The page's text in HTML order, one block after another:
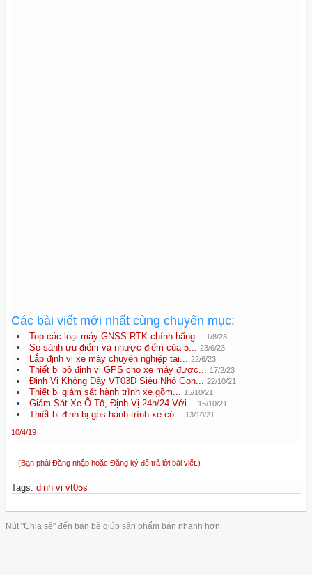
Các bài viết mới nhất cùng chuyên mục:
Top các loại máy GNSS RTK chính hãng... 1/8/23
So sánh ưu điểm và nhược điểm của 5... 23/6/23
Lắp định vị xe máy chuyên nghiệp tại... 22/6/23
Thiết bị bộ định vị GPS cho xe máy được... 17/2/23
Định Vị Không Dây VT03D Siêu Nhỏ Gọn... 22/10/21
Thiết bị giám sát hành trình xe gồm... 15/10/21
Giám Sát Xe Ô Tô, Định Vị 24h/24 Với... 15/10/21
Thiết bị định bị gps hành trình xe có... 13/10/21
10/4/19
(Bạn phải Đăng nhập hoặc Đăng ký để trả lời bài viết.)
Tags: dinh vi vt05s
Nút "Chia sẻ" đến bạn bè giúp sản phẩm bán nhanh hơn